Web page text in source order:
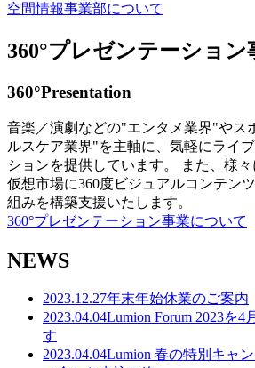
空間情報事業部について
360°プレゼンテーション
360°Presentation
音楽／演劇などの"エンタメ業界"やス
ルスケア業界"を主軸に、気軽にライ
ションを提供しています。 また、様
仮想市場に360度ビジュアルコンテン
組みを構築支援いたします。
360°プレゼンテーション事業について
NEWS
2023.12.27年末年始休業のご案内
2023.04.04Lumion Forum 2023を4
す
2023.04.04Lumion 春の特別キャ